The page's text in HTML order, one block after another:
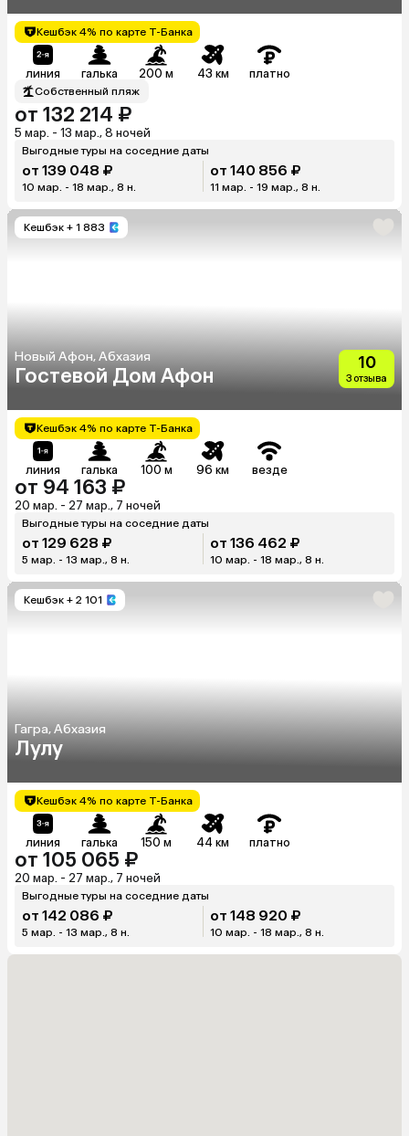
Кешбэк 4% по карте Т-Банка
линия галька 200 м 43 км платно
Собственный пляж
от 132 214 ₽
5 мар. - 13 мар., 8 ночей
Выгодные туры на соседние даты
от 139 048 ₽
10 мар. - 18 мар., 8 н.
от 140 856 ₽
11 мар. - 19 мар., 8 н.
Кешбэк + 1 883
Новый Афон, Абхазия
Гостевой Дом Афон
10
3 отзыва
Кешбэк 4% по карте Т-Банка
линия галька 100 м 96 км везде
от 94 163 ₽
20 мар. - 27 мар., 7 ночей
Выгодные туры на соседние даты
от 129 628 ₽
5 мар. - 13 мар., 8 н.
от 136 462 ₽
10 мар. - 18 мар., 8 н.
Кешбэк + 2 101
Гагра, Абхазия
Лулу
Кешбэк 4% по карте Т-Банка
линия галька 150 м 44 км платно
от 105 065 ₽
20 мар. - 27 мар., 7 ночей
Выгодные туры на соседние даты
от 142 086 ₽
5 мар. - 13 мар., 8 н.
от 148 920 ₽
10 мар. - 18 мар., 8 н.